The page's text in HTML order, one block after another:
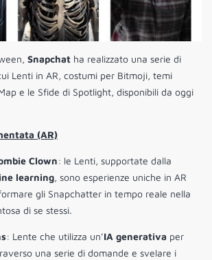
Snapchat ha realizzato una serie di
Lenti in AR, costumi per Bitmoji, temi
e le Sfide di Spotlight, disponibili da oggi
(AR)
Clown: le Lenti, supportate dalla
learning, sono esperienze uniche in AR
gli Snapchatter in tempo reale nella
di se stessi.
: Lente che utilizza un’IA generativa per
una serie di domande e svelare i